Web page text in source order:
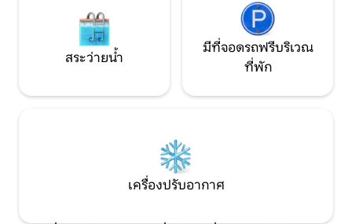
คิงไซส์และควีนไซส์พร้อมที่นอน Koala ไว้
อย่างพิถีพิถัน เพื่อให้แน่ใจว่าคุณจะได้รับ
ความสะดวกสบายในการเข้าพัก ที่พักของ
เราตั้งอยู่ในย่านที่อยู่อาศัย ห่างจากใจกลาง
สำหรับการขนส่งสาธารณะมีที่จอดรถ
ห่างออกไปประมาณ 20 นาทีโดยรถยนต์ ●
ขับรถไปศาลเจ้าดาซาอิฟุเท็นมังงุประมาณ
ประมาณ 5.4 กม. /
นาที ・ระยะทางจ
ประมาณ 1.8 กม. /
นาที [การช้อปปิ้ง] ・ซูเปอร์มาร์เก็ต Mr.
Max Select ร้าน
2-chome ร้าน อยู่
สระว่ายน้ำ
มีที่จอดรถฟรีบริเวณ
ที่พัก
เครื่องปรับอากาศ